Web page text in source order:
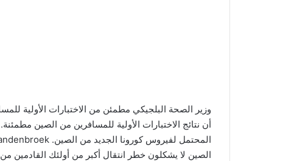
وزير الصحة البلجيكي مطمئن من الاختبارات الأولية
أن نتائج الاختبارات الأولية للمسافرين من الصين
الصين لا يشكلون خطر انتقال أكبر من أولئك القادمين